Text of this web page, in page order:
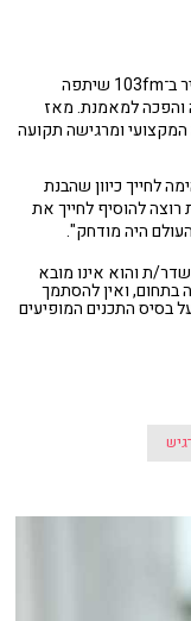
המאזינה שעלתה לשידור, שוחחה עם שלומית תמיר ב־103fm שיתפה
והפכה למאמנת. מאז
ומרגישה תקועה
לחייך כיוון שהבנת
להוסיף לחייך את
היה מודחק".
ת והוא אינו מובא
בתחום, ואין להסתמך
בסיס התכנים המופיעים